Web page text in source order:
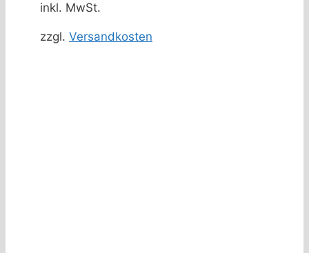
inkl. MwSt.
zzgl. Versandkosten